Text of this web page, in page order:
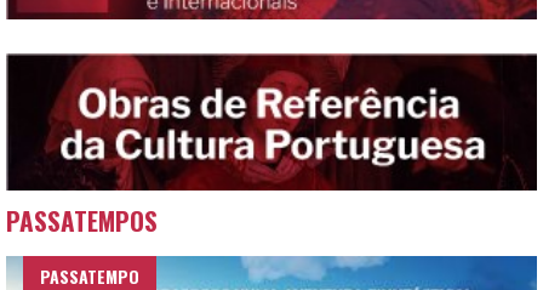
PASSATEMPOS
PASSATEMPO